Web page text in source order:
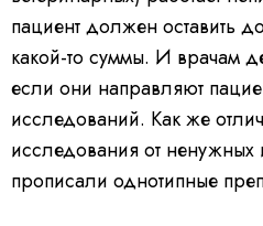
пациент должен оставить
какой-то суммы. И врачам
если они направляют
исследований. Как же
исследования от ненужных
прописали однотипные